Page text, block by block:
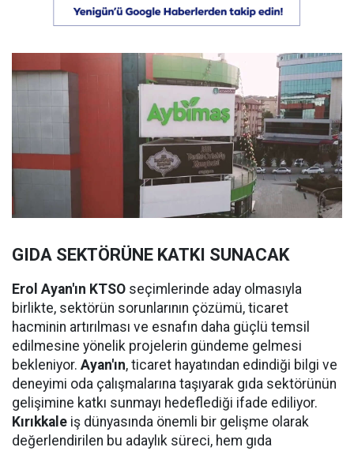
GIDA SEKTÖRÜNE KATKI SUNACAK
Erol Ayan'ın KTSO seçimlerinde aday olmasıyla
birlikte, sektörün sorunlarının çözümü, ticaret
hacminin artırılması ve esnafın daha güçlü temsil
edilmesine yönelik projelerin gündeme gelmesi
bekleniyor. Ayan'ın, ticaret hayatından edindiği bilgi ve
deneyimi oda çalışmalarına taşıyarak gıda sektörünün
gelişimine katkı sunmayı hedeflediği ifade ediliyor.
Kırıkkale iş dünyasında önemli bir gelişme olarak
değerlendirilen bu adaylık süreci, hem gıda